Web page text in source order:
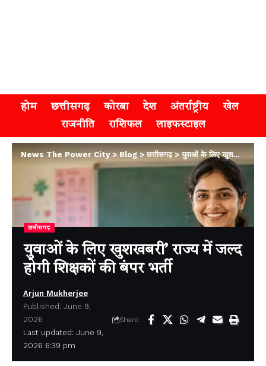
होम छत्तीसगढ़ कोरबा देश अंतर्राष्ट्रीय
खेल
राजनीति
राशिफल लाइफस्टाइल
News The Power City>Blog>छत्तीसगढ़>युवाओं के लिए खुशखबरी’ राज्य में जल्द होगी शिक्षकों की बंपर भर्ती
छत्तीसगढ़
युवाओं के लिए खुशखबरी’ राज्य में जल्द
होगी शिक्षकों की बंपर भर्ती
Last updated: June 9,
2026 6:39 pm
Arjun Mukherjee
Published: June 9,
2026
Share